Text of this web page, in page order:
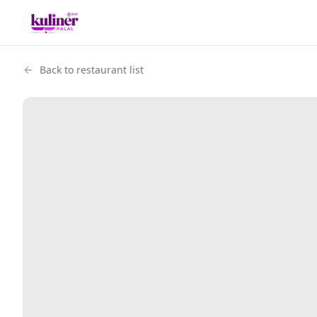
Back to restaurant list